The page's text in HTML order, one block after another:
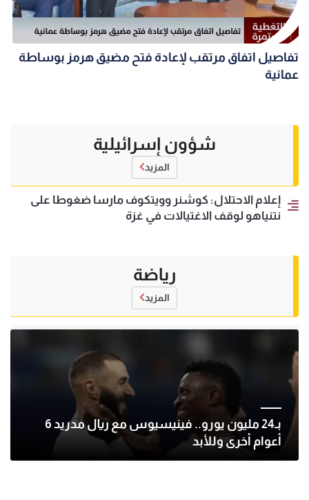
تفاصيل اتفاق مرتقب لإعادة فتح مضيق هرمز بوساطة
عمانية
شؤون إسرائيلية
المزيد
إعلام الاحتلال: كوشنر وويتكوف مارسا ضغوطا على
نتنياهو لوقف الاغتيالات في غزة
رياضة
المزيد
بـ24 مليون يورو.. فينيسيوس مع ريال مدريد 6
أعوام أخرى وللأبد